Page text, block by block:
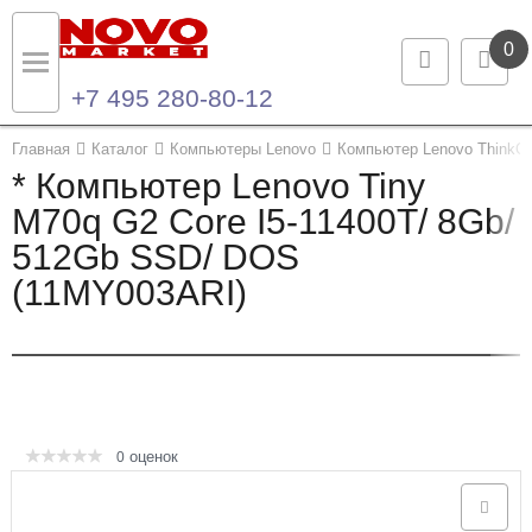
0
+7 495 280-80-12
Главная Каталог Компьютеры Lenovo Компьютер Lenovo
* Компьютер Lenovo Tiny
M70q G2 Core I5-11400T/ 8Gb/
512Gb SSD/ DOS
(11MY003ARI)
0 оценок
Назад
Каталог продукции
Ноутбуки и ультрабуки
Компьютеры
Опции и комплектующие
Назад
Контакты
Контактная информация